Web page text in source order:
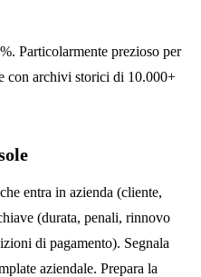
Particolarmente prezioso per
con archivi storici di 10.000+
entra in azienda (cliente,
(durata, penali, rinnovo
di pagamento). Segnala
aziendale. Prepara la